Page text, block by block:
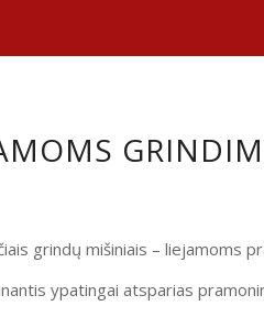
grindų mišiniais – liejamoms
ypatingai atsparias